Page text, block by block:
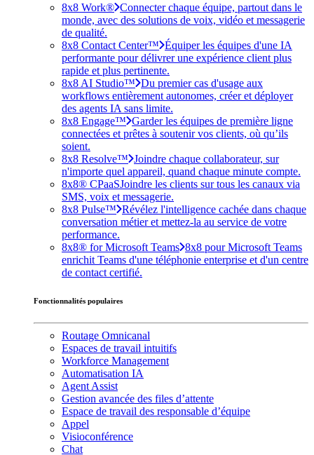
8x8 Work® Connecter chaque équipe, partout dans le
monde, avec des solutions de voix, vidéo et messagerie
de qualité.
8x8 Contact Center™ Équiper les équipes d'une IA
performante pour délivrer une expérience client plus
rapide et plus pertinente.
8x8 AI Studio™ Du premier cas d'usage aux
workflows entièrement autonomes, créer et déployer
des agents IA sans limite.
8x8 Engage™ Garder les équipes de première ligne
connectées et prêtes à soutenir vos clients, où qu’ils
soient.
8x8 Resolve™ Joindre chaque collaborateur, sur
n'importe quel appareil, quand chaque minute compte.
8x8® CPaaSJoindre les clients sur tous les canaux via
SMS, voix et messagerie.
8x8 Pulse™ Révélez l'intelligence cachée dans chaque
conversation métier et mettez-la au service de votre
performance.
8x8® for Microsoft Teams 8x8 pour Microsoft Teams
enrichit Teams d'une téléphonie enterprise et d'un centre
de contact certifié.
Fonctionnalités populaires
Routage Omnicanal
Espaces de travail intuitifs
Workforce Management
Automatisation IA
Agent Assist
Gestion avancée des files d’attente
Espace de travail des responsable d’équipe
Appel
Visioconférence
Chat